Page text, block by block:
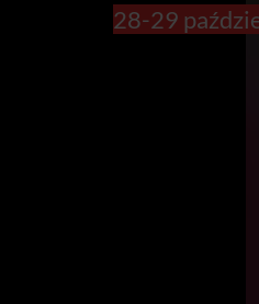
28-29